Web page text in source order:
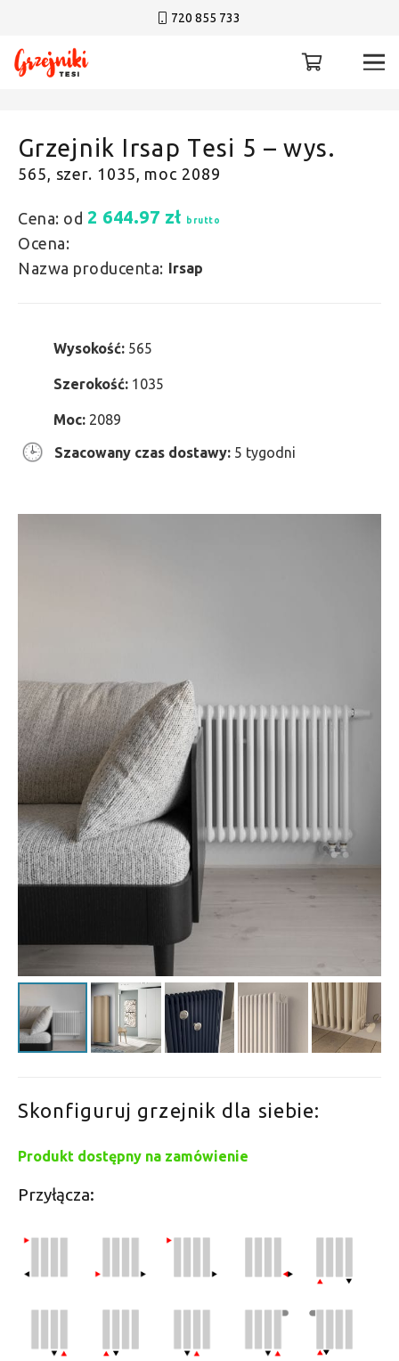
720 855 733
Grzejnik Irsap Tesi 5 – wys.
565, szer. 1035, moc 2089
Cena: od 2 644.97 zł brutto
Ocena:
Nazwa producenta: Irsap
Wysokość: 565
Szerokość: 1035
Moc: 2089
Szacowany czas dostawy: 5 tygodni
Skonfiguruj grzejnik dla siebie:
Produkt dostępny na zamówienie
Przyłącza: